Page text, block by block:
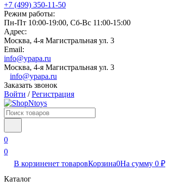
+7 (499) 350-11-50
Режим работы:
Пн-Пт 10:00-19:00, Сб-Вс 11:00-15:00
Адрес:
Москва, 4-я Магистральная ул. 3
Email:
info@ypapa.ru
Москва, 4-я Магистральная ул. 3
info@ypapa.ru
Заказать звонок
Войти /Регистрация
0
0
В корзиненет товаровКорзина0На сумму 0 ₽
Каталог